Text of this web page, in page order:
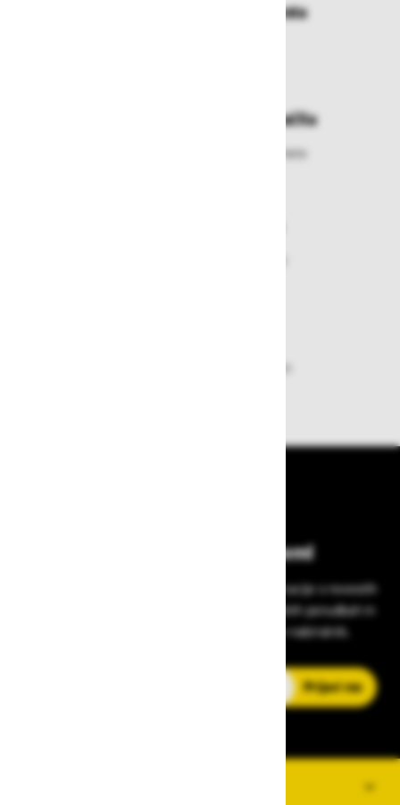
Dostava in prevzemna mesta
Enostavna zamenjava in vračila
Izbrano blago lahko ensotavno vrnete
Bodite vedno na tekočem!
Prijavite se na Zavas novice in prejmite informacije o novostih
v zaščitni opremi, varnostnih standardih, ugodnih ponudbah in
strokovnih nasvetih – neposredno v vaš e-nabiralnik.
Prijavi me